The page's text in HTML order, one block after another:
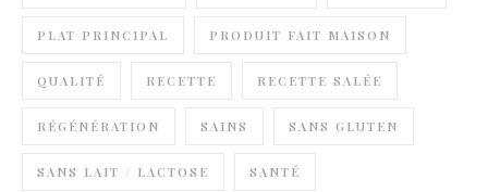
PLAT PRINCIPAL PRODUIT FAIT MAISON
QUALITÉ RECETTE RECETTE SALÉE
RÉGÉNÉRATION SAINS SANS GLUTEN
SANS LAIT / LACTOSE SANTÉ